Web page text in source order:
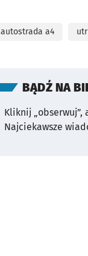
autostrada a4
BĄDŹ NA
Kliknij „obserwuj”,
Najciekawsze